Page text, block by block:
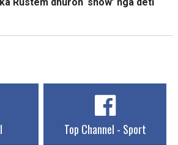
Top Channel - Sport